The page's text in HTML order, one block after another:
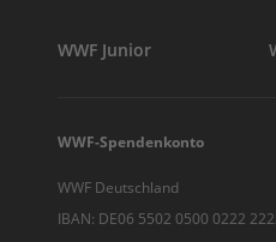
WWF Junior
WWF-Spendenkonto
WWF Deutschland
IBAN: DE06 5502 0500 0222